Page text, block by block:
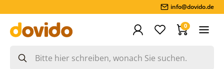
info@dovido.de
0